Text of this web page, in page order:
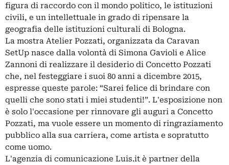
figura di raccordo con il mondo politico, le istituzioni
civili, e un intellettuale in grado di ripensare la
geografia delle istituzioni culturali di Bologna.
La mostra Atelier Pozzati, organizzata da Caravan
SetUp nasce dalla volontà di Simona Gavioli e Alice
Zannoni di realizzare il desiderio di Concetto Pozzati
che, nel festeggiare i suoi 80 anni a dicembre 2015,
espresse queste parole: “Sarei felice di brindare con
quelli che sono stati i miei studenti!”. L'esposizione non
è solo l'occasione per rinnovare gli auguri a Concetto
Pozzati, ma vuole essere un momento di ringraziamento
pubblico alla sua carriera, come artista e sopratutto
come uomo.
L'agenzia di comunicazione Luis.it è partner della